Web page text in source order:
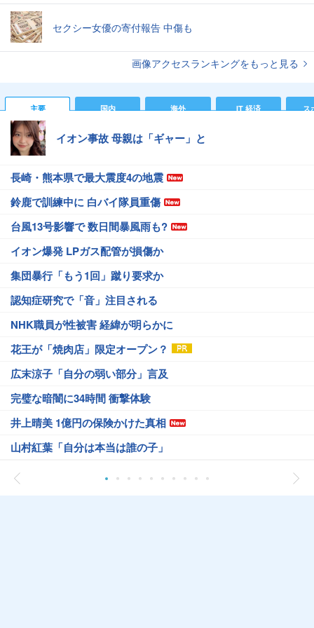
セクシー女優の寄付報告 中傷も
画像アクセスランキングをもっと見る
主要 国内 海外 IT 経済 ス
イオン事故 母親は「ギャー」と
長崎・熊本県で最大震度4の地震
鈴鹿で訓練中に 白バイ隊員重傷
台風13号影響で 数日間暴風雨も?
イオン爆発 LPガス配管が損傷か
集団暴行「もう1回」蹴り要求か
認知症研究で「音」注目される
NHK職員が性被害 経緯が明らかに
花王が「焼肉店」限定オープン？
広末涼子「自分の弱い部分」言及
完璧な暗闇に34時間 衝撃体験
井上晴美 1億円の保険かけた真相
山村紅葉「自分は本当は誰の子」